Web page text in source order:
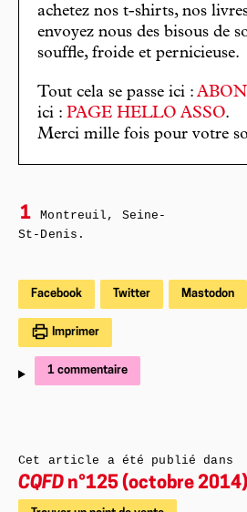
achetez nos t-shirts, nos
envoyez nous des bisous de
souffle, froide et pernicieuse.
Tout cela se passe ici :
ici : PAGE HELLO ASSO.
Merci mille fois pour votre
1
Montreuil, Seine-
St-Denis.
Facebook Twitter Mastodon
Imprimer
1 commentaire
Cet article a été publié dans
CQFD n°125 (octobre 2014)